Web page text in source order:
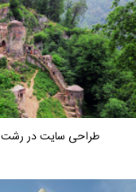
طراحی سایت در رشت